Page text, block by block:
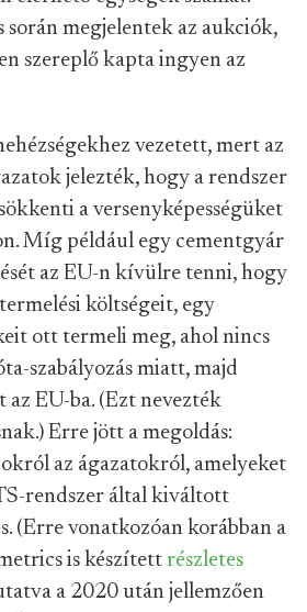
során megjelentek az aukciók,
szereplő kapta ingyen az
vezetett, mert az
jelezték, hogy a rendszer
a versenyképességüket
Míg például egy cementgyár
az EU-n kívülre tenni, hogy
költségeit, egy
ott termeli meg, ahol nincs
szabályozás miatt, majd
az EU-ba. (Ezt nevezték
Erre jött a megoldás:
az ágazatokról, amelyeket
rendszer által kiváltott
(Erre vonatkozóan korábban a
is készített részletes
a 2020 után jellemzően